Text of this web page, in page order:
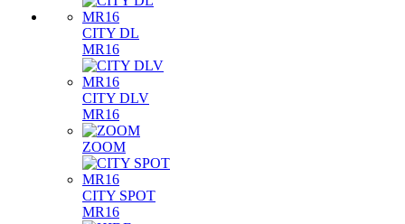
CITY DL
MR16
CITY DLV
MR16
ZOOM
CITY SPOT
MR16